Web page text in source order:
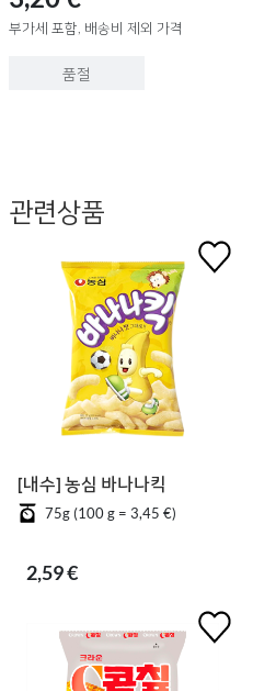
부가세 포함, 배송비 제외 가격
품절
관련상품
[내수] 농심 바나나킥
75g (100 g = 3,45 €)
2,59 €